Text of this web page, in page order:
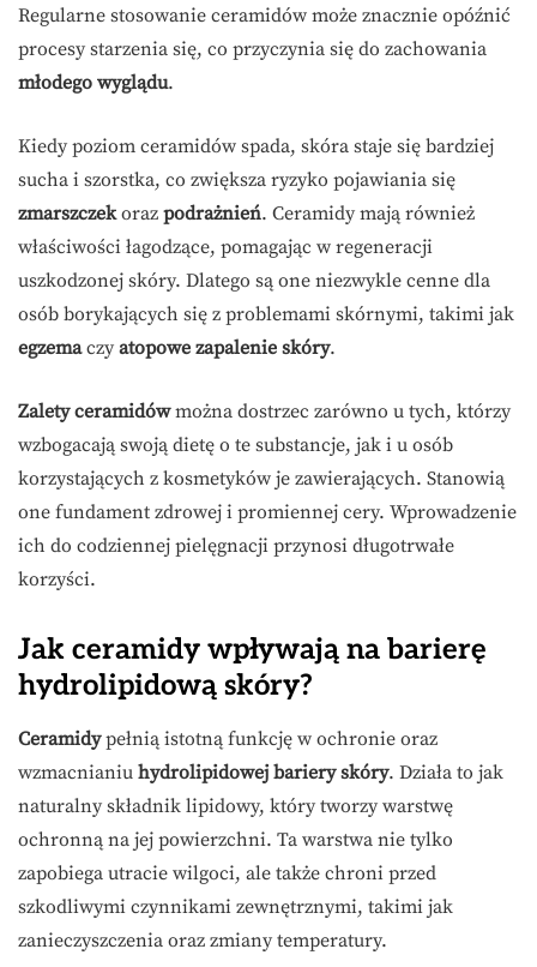
Regularne stosowanie ceramidów może znacznie opóźnić
procesy starzenia się, co przyczynia się do zachowania
młodego wyglądu.
Kiedy poziom ceramidów spada, skóra staje się bardziej
sucha i szorstka, co zwiększa ryzyko pojawiania się
zmarszczekoraz podrażnień. Ceramidy mają również
właściwości łagodzące, pomagając w regeneracji
uszkodzonej skóry. Dlatego są one niezwykle cenne dla
osób borykających się z problemami skórnymi, takimi jak
egzemaczy atopowe zapalenie skóry.
Zalety ceramidówmożna dostrzec zarówno u tych, którzy
wzbogacają swoją dietę o te substancje, jak i u osób
korzystających z kosmetyków je zawierających. Stanowią
one fundament zdrowej i promiennej cery. Wprowadzenie
ich do codziennej pielęgnacji przynosi długotrwałe
korzyści.
Jak ceramidy wpływają na barierę
hydrolipidową skóry?
Ceramidypełnią istotną funkcję w ochronie oraz
wzmacnianiu hydrolipidowej bariery skóry. Działa to jak
naturalny składnik lipidowy, który tworzy warstwę
ochronną na jej powierzchni. Ta warstwa nie tylko
zapobiega utracie wilgoci, ale także chroni przed
szkodliwymi czynnikami zewnętrznymi, takimi jak
zanieczyszczenia oraz zmiany temperatury.